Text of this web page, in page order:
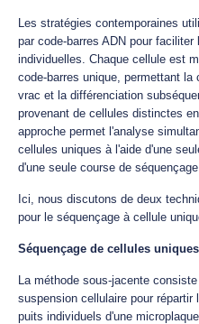
Les stratégies contemporaines
par code-barres ADN pour
individuelles. Chaque cellule est
code-barres unique, permettant
vrac et la différenciation
provenant de cellules distinctes
approche permet l'analyse
cellules uniques à l'aide d'une
d'une seule course de
Ici, nous discutons de deux
pour le séquençage à cellule
Séquençage de cellules
La méthode sous-jacente
suspension cellulaire pour
puits individuels d'une